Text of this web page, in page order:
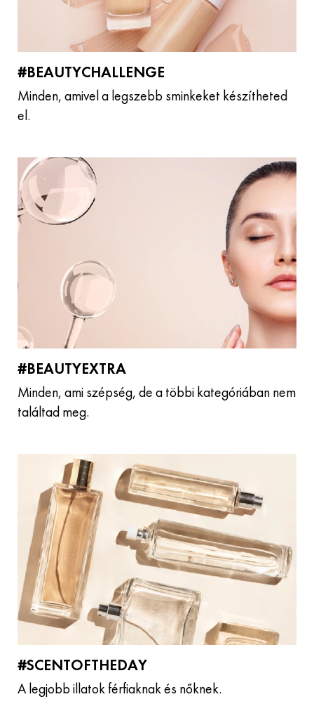
#BEAUTYCHALLENGE
Minden, amivel a legszebb sminkeket készítheted
el.
#BEAUTYEXTRA
Minden, ami szépség, de a többi kategóriában nem
találtad meg.
#SCENTOFTHEDAY
A legjobb illatok férfiaknak és nőknek.